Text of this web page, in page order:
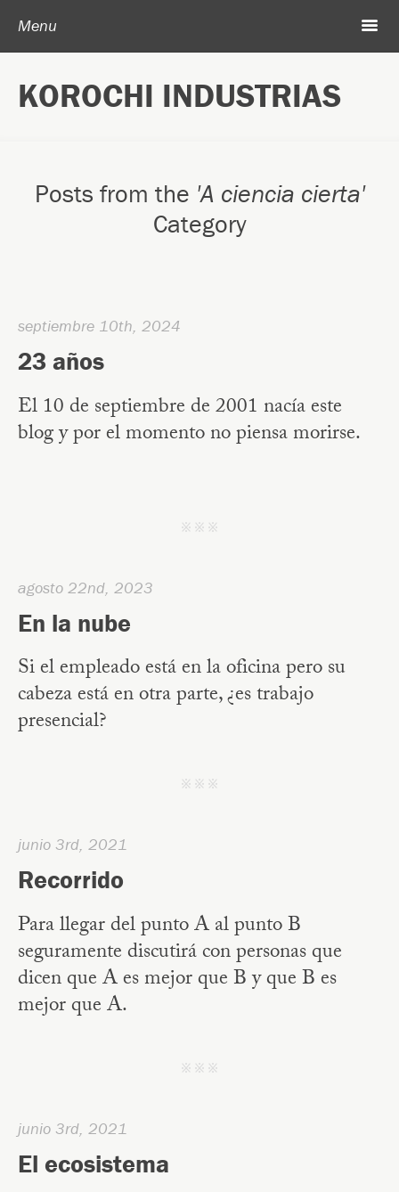
KOROCHI INDUSTRIAS
Menu m
Archivo
Posts from the 'A ciencia cierta'
Category
septiembre 10th, 2024
23 años
El 10 de septiembre de 2001 nacía este
blog y por el momento no piensa morirse.
j j j
agosto 22nd, 2023
En la nube
Si el empleado está en la oficina pero su
cabeza está en otra parte, ¿es trabajo
presencial?
j j j
junio 3rd, 2021
Recorrido
Para llegar del punto A al punto B
seguramente discutirá con personas que
dicen que A es mejor que B y que B es
mejor que A.
j j j
junio 3rd, 2021
El ecosistema